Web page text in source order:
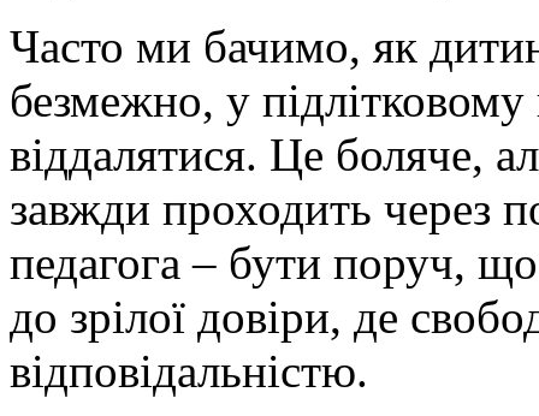
Часто ми бачимо, як
безмежно, у підлітковому
віддалятися. Це боляче,
завжди проходить через
педагога – бути поруч,
до зрілої довіри, де
відповідальністю.